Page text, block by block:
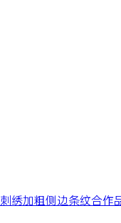
刺绣加粗侧边条纹合作